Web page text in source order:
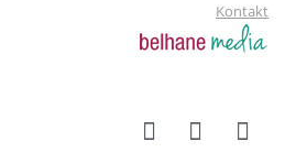
Kontakt